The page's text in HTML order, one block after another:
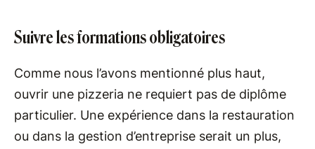
Suivre les formations obligatoires
Comme nous l’avons mentionné plus haut,
ouvrir une pizzeria ne requiert pas de diplôme
particulier. Une expérience dans la restauration
ou dans la gestion d’entreprise serait un plus,